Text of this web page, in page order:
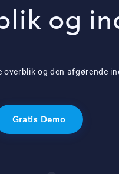
og
og den afgørende
Gratis Demo